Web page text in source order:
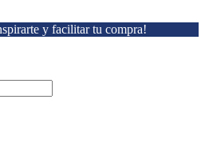
y facilitar tu compra!